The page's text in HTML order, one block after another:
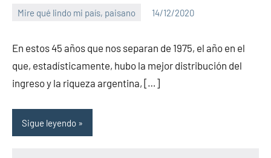
Mire qué lindo mi país, paisano 14/12/2020
PuroChamuyo
En estos 45 años que nos separan de 1975, el año en el
que, estadísticamente, hubo la mejor distribución del
ingreso y la riqueza argentina, […]
Sigue leyendo